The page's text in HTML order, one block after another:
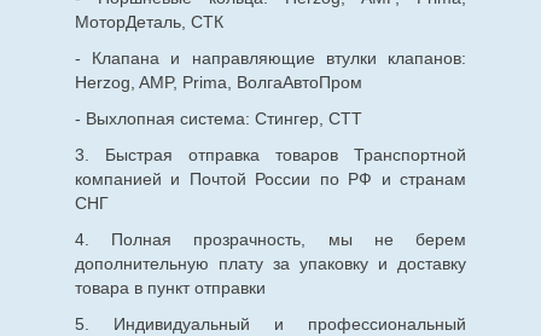
МоторДеталь, СТК
- Клапана и направляющие втулки клапанов:
Herzog, AMP, Prima, ВолгаАвтоПром
- Выхлопная система: Стингер, СТТ
3. Быстрая отправка товаров Транспортной
компанией и Почтой России по РФ и странам
СНГ
4. Полная прозрачность, мы не берем
дополнительную плату за упаковку и доставку
товара в пункт отправки
5. Индивидуальный и профессиональный